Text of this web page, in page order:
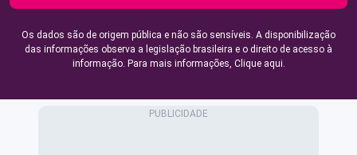
Os dados são de origem pública e não são sensíveis. A disponibilização
das informações observa a legislação brasileira e o direito de acesso à
informação. Para mais informações, Clique aqui.